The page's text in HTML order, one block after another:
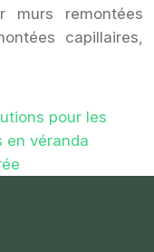
murs remontées
capillaires,
pour les
en véranda